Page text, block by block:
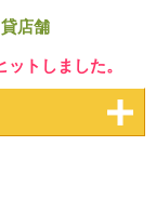
店舗
トしました。